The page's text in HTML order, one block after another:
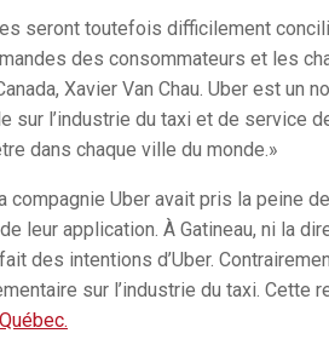
seront toutefois difficilement
des consommateurs et les
Xavier Van Chau. Uber est un
sur l’industrie du taxi et de service
dans chaque ville du monde.»
compagnie Uber avait pris la peine
leur application. À Gatineau, ni la
des intentions d’Uber.
sur l’industrie du taxi. Cette